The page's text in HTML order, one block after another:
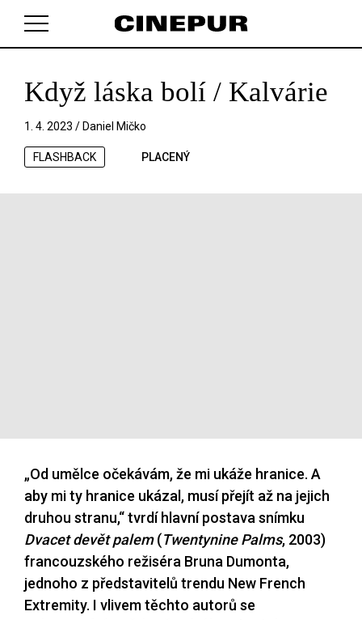
V košíku zatím nemáte žádné položky.
Když láska bolí / Kalvárie
1. 4. 2023 / Daniel Mičko
FLASHBACK PLACENÝ
„Od umělce očekávám, že mi ukáže hranice. A
aby mi ty hranice ukázal, musí přejít až na jejich
druhou stranu,“ tvrdí hlavní postava snímku
Dvacet devět palem(Twentynine Palms, 2003)
francouzského režiséra Bruna Dumonta,
jednoho z představitelů trendu New French
Extremity. I vlivem těchto autorů se